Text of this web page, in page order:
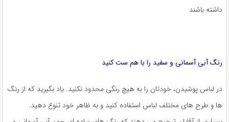
داشته باشند
رنگ آبی آسمانی و سفید را با هم ست کنید
در لباس پوشیدن، خودتان را به هیچ رنگی محدود نکنید. یاد بگیرید که از رنگ
ها و طرح های مختلف لباس استفاده کنید و به ظاهر خود تنوع دهید.